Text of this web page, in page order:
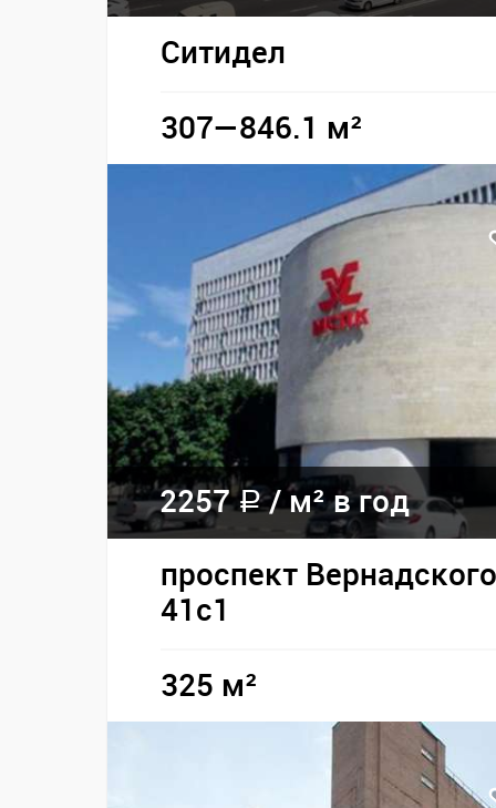
Ситидел
307—846.1 м²
2257a /м² в год
проспект
41с1
325 м²